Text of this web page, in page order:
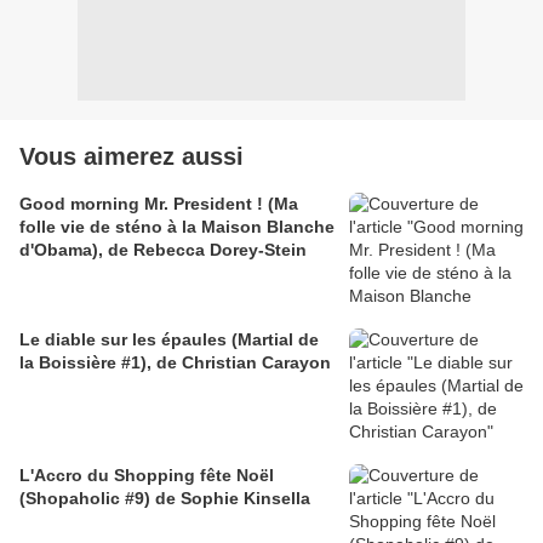
Vous aimerez aussi
Good morning Mr. President ! (Ma
folle vie de sténo à la Maison Blanche
d'Obama), de Rebecca Dorey-Stein
Le diable sur les épaules (Martial de
la Boissière #1), de Christian Carayon
L'Accro du Shopping fête Noël
(Shopaholic #9) de Sophie Kinsella